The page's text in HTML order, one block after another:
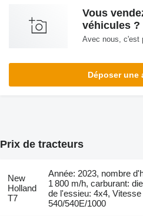
Vous
véhicules ?
Avec nous, c'est
Déposer une
Prix de tracteurs
New
Holland
T7
Année: 2023, nombre
1 800 m/h, carburant:
de l'essieu: 4x4,
540/540E/1000